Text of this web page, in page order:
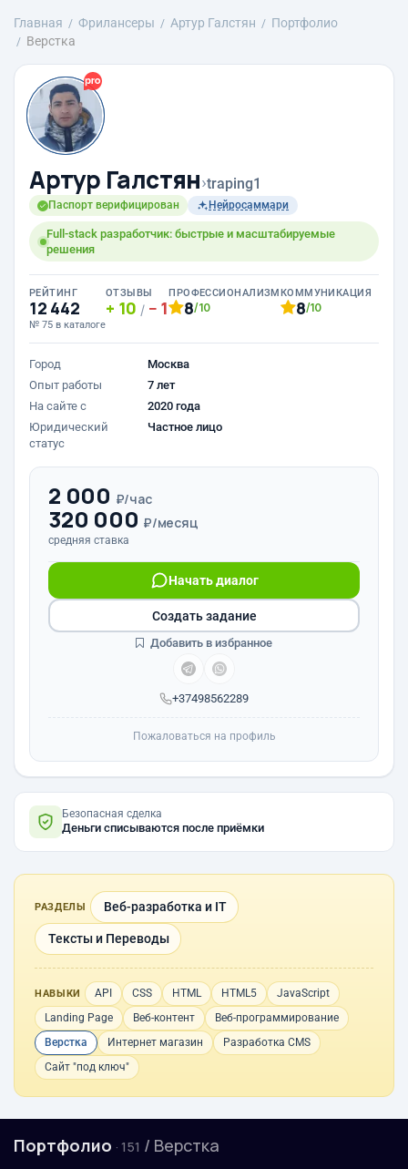
Главная Фрилансеры Артур Галстян
Портфолио
Верстка
Артур Галстян›traping1
Паспорт верифицирован Нейросаммари
Full-stack разработчик: быстрые и масштабируемые
решения
РЕЙТИНГ
12 442
№ 75 в каталоге
ОТЗЫВЫ
10 / 1
ПРОФЕССИОНАЛИЗМ
8/10
КОММУНИКАЦИЯ
8/10
Город
Москва
Опыт работы
7 лет
На сайте с
2020 года
Юридический
статус
Частное лицо
2 000 ₽/час
320 000 ₽/месяц
средняя ставка
+37498562289
Начать диалог
Создать задание
Добавить в избранное
Пожаловаться на профиль
Безопасная сделка
Деньги списываются после приёмки
РАЗДЕЛЫ Веб-разработка и IT
Тексты и Переводы
НАВЫКИ API CSS HTML HTML5
JavaScript
Landing Page
Веб-контент
Веб-программирование
Верстка
Интернет магазин
Разработка CMS
Сайт "под ключ"
Портфолио · 151 / Верстка